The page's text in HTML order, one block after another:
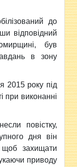
до
відповідний
був
в зону
2015 року під
при виконанні
повістку,
дня він
щоб захищати
приводу